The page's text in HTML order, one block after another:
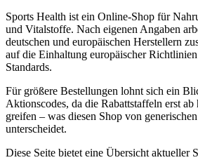
Sports Health ist ein Online-Shop für
und Vitalstoffe. Nach eigenen Angaben
deutschen und europäischen Herstellern
auf die Einhaltung europäischer
Standards.
Für größere Bestellungen lohnt sich ein
Aktionscodes, da die Rabattstaffeln erst
greifen – was diesen Shop von
unterscheidet.
Diese Seite bietet eine Übersicht aktueller